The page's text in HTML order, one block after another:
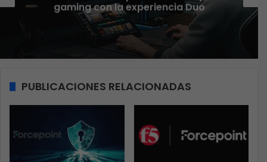
funcionando
PUBLICACIONES RELACIONADAS